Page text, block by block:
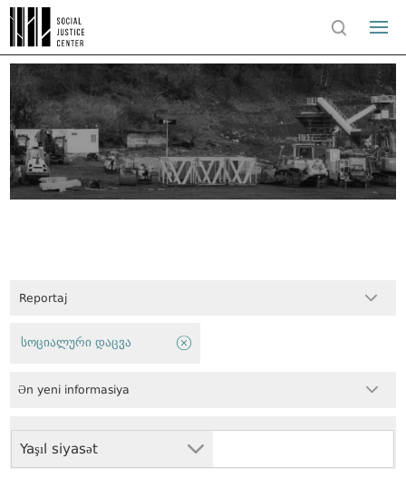
Reportaj
Yaşıl siyasət
სოციალური დაცვა
Ən yeni informasiya